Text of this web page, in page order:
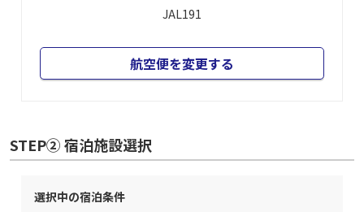
JAL191
航空便を変更する
STEP② 宿泊施設選択
選択中の宿泊条件